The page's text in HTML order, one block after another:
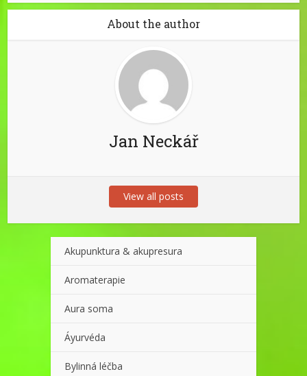
About the author
Jan Neckář
View all posts
Akupunktura & akupresura
Aromaterapie
Aura soma
Áyurvéda
Bylinná léčba